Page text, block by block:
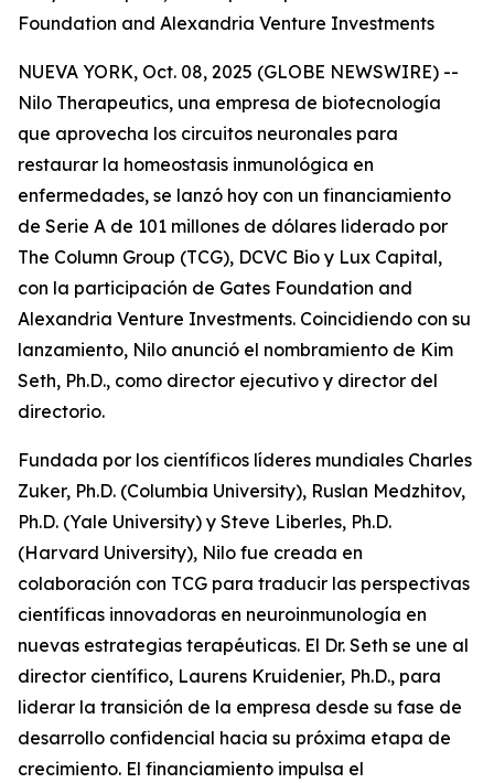
Foundation and Alexandria Venture Investments
NUEVA YORK, Oct. 08, 2025 (GLOBE NEWSWIRE) --
Nilo Therapeutics, una empresa de biotecnología
que aprovecha los circuitos neuronales para
restaurar la homeostasis inmunológica en
enfermedades, se lanzó hoy con un financiamiento
de Serie A de 101 millones de dólares liderado por
The Column Group (TCG), DCVC Bio y Lux Capital,
con la participación de Gates Foundation and
Alexandria Venture Investments. Coincidiendo con su
lanzamiento, Nilo anunció el nombramiento de Kim
Seth, Ph.D., como director ejecutivo y director del
directorio.
Fundada por los científicos líderes mundiales Charles
Zuker, Ph.D. (Columbia University), Ruslan Medzhitov,
Ph.D. (Yale University) y Steve Liberles, Ph.D.
(Harvard University), Nilo fue creada en
colaboración con TCG para traducir las perspectivas
científicas innovadoras en neuroinmunología en
nuevas estrategias terapéuticas. El Dr. Seth se une al
director científico, Laurens Kruidenier, Ph.D., para
liderar la transición de la empresa desde su fase de
desarrollo confidencial hacia su próxima etapa de
crecimiento. El financiamiento impulsa el